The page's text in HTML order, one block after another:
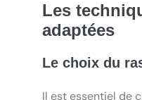
Les
adaptées
Le choix du
Il est essentiel de